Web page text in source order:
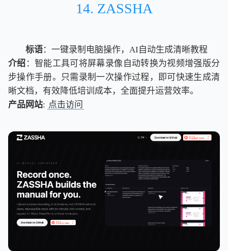
14. ZASSHA
标语：一键录制电脑操作，AI自动生成清晰教程
介绍 ：智能工具可将屏幕录像自动转换为视频增强版分
步操作手册。只需录制一次操作过程，即可快速生成清
晰文档，有效降低培训成本，全面提升运营效率。
产品网站: 点击访问